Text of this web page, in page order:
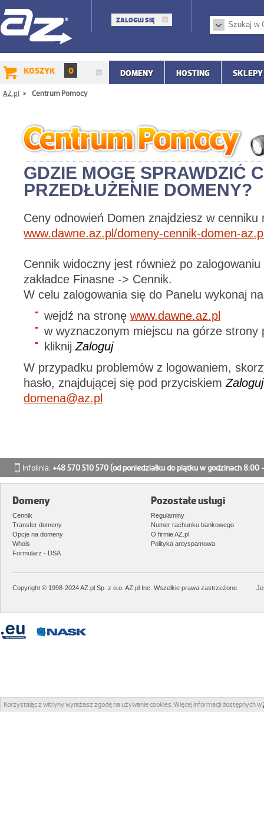
ZALOGUJ SIĘ
KOSZYK 0 DOMENY HOSTING SKLEPY
AZ.pl Centrum Pomocy
GDZIE MOGĘ SPRAWDZIĆ
PRZEDŁUŻENIE DOMENY?
Ceny odnowień Domen znajdziesz w cenniku
www.dawne.az.pl/domeny-cennik-domen-
Cennik widoczny jest również po
zakładce Finasne -> Cennik.
W celu zalogowania się do Panelu wykonaj
wejdź na stronę www.dawne.az.pl
w wyznaczonym miejscu na górze strony
kliknij Zaloguj
W przypadku problemów z logowaniem,
hasło, znajdującej się pod przyciskiem Zaloguj
domena@az.pl
Infolinia: +48 570 510 570(od poniedziałku do piątku w godzinach 8:00
Domeny
Cennik
Transfer domeny
Opcje na domeny
Whois
Formularz - DSA
Pozostałe usługi
Regulaminy
Numer rachunku bankowego
O firmie AZ.pl
Polityka antyspamowa
Copyright © 1998-2024 AZ.pl Sp. z o.o. AZ.pl Inc. Wszelkie prawa zastrzeżone.
Korzystając z witryny wyrażasz zgodę na używanie cookies. Więcej informacji dostępnych w